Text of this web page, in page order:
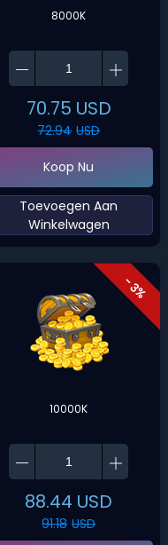
8000K
70.75 USD
72.94 USD
Koop Nu
‌Toevoegen Aan
Winkelwagen‌
- 3%
10000K
88.44 USD
91.18 USD